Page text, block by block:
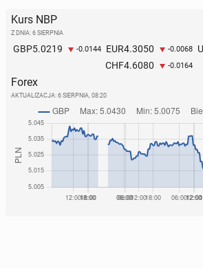
Kurs NBP
Z DNIA: 6 SIERPNIA
GBP5.0219 -0.0144 EUR4.3050 -0.0068
CHF4.6080 -0.0164
Forex
AKTUALIZACJA: 6 SIERPNIA, 08:20